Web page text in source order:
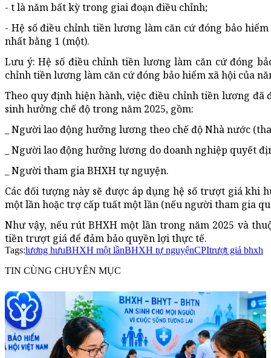
- t là năm bất kỳ trong giai đoạn điều chỉnh;
- Hệ số điều chỉnh tiền lương làm căn cứ đóng bảo
nhất bằng 1 (một).
Lưu ý: Hệ số điều chỉnh tiền lương làm căn cứ đóng
chỉnh tiền lương làm căn cứ đóng bảo hiểm xã hội của
Theo quy định hiện hành, việc điều chỉnh tiền lương
sinh hưởng chế độ trong năm 2025, gồm:
_ Người lao động hưởng lương theo chế độ Nhà nước
_ Người lao động hưởng lương do doanh nghiệp quyết
_ Người tham gia BHXH tự nguyện.
Các đối tượng này sẽ được áp dụng hệ số trượt giá khi
một lần hoặc trợ cấp tuất một lần (nếu người tham gia
Như vậy, nếu rút BHXH một lần trong năm 2025 và
tiền trượt giá để đảm bảo quyền lợi thực tế.
Tags:lương hưuBHXH một lầnBHXH tự nguyệnCPItrượt giá bhxh
TIN CÙNG CHUYÊN MỤC